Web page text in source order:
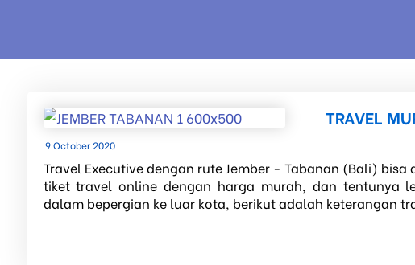
TRAVEL
9 October 2020
Travel Executive dengan rute Jember - Tabanan (Bali)
tiket travel online dengan harga murah, dan tentunya
dalam bepergian ke luar kota, berikut adalah keterangan